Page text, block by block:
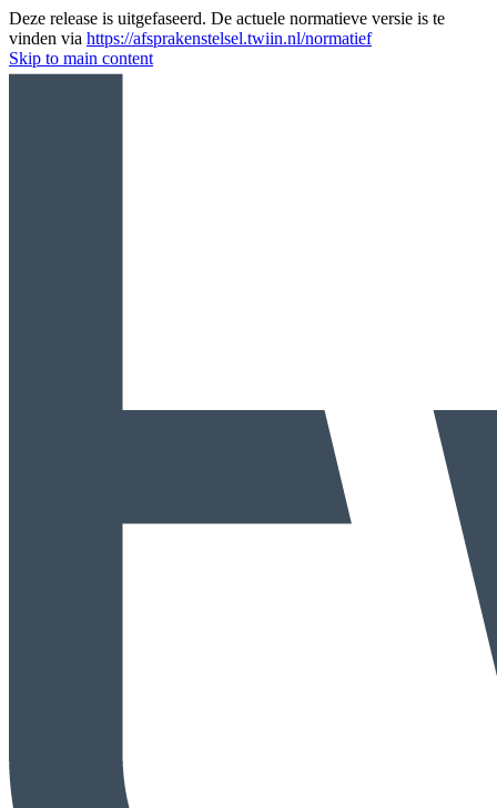
Deze release is uitgefaseerd. De actuele normatieve versie is te
vinden via https://afsprakenstelsel.twiin.nl/normatief
Skip to main content